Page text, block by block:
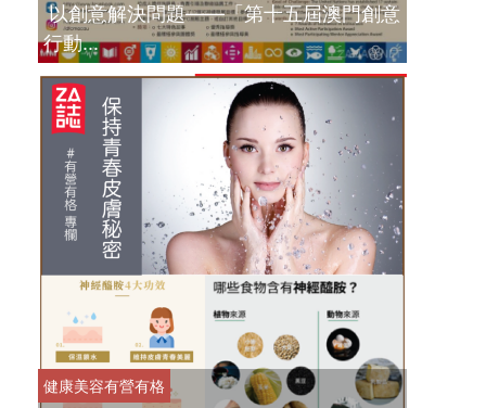
以創意解決問題——「第十五屆澳門創意
行動...
健康美容有營有格